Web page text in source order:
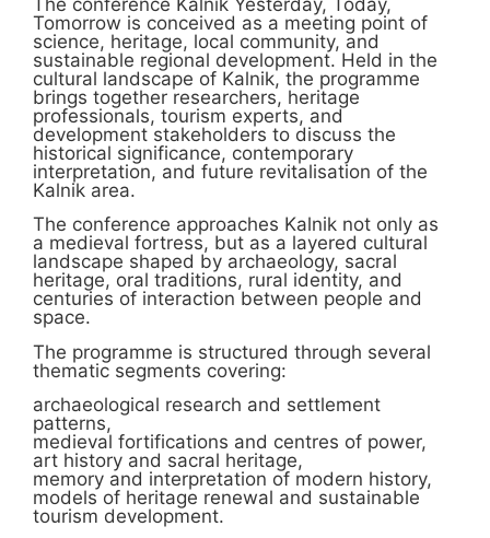
Tomorrow is conceived as a meeting point of
science, heritage, local community, and
sustainable regional development. Held in the
cultural landscape of Kalnik, the programme
brings together researchers, heritage
professionals, tourism experts, and
development stakeholders to discuss the
historical significance, contemporary
interpretation, and future revitalisation of the
Kalnik area.
The conference approaches Kalnik not only as
a medieval fortress, but as a layered cultural
landscape shaped by archaeology, sacral
heritage, oral traditions, rural identity, and
centuries of interaction between people and
space.
The programme is structured through several
thematic segments covering:
archaeological research and settlement
patterns,
medieval fortifications and centres of power,
art history and sacral heritage,
memory and interpretation of modern history,
models of heritage renewal and sustainable
tourism development.